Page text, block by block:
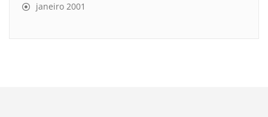
janeiro 2001